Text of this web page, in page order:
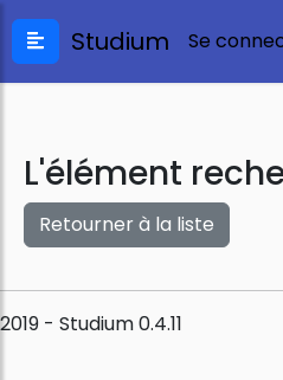
Studium Se
L'élément
Retourner à la liste
2019 - Studium 0.4.11